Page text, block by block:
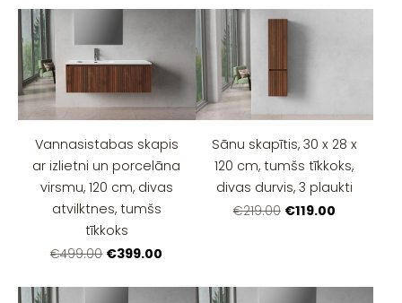
Vannasistabas skapis
ar izlietni un porcelāna
virsmu, 120 cm, divas
atvilktnes, tumšs
tīkkoks
€499.00 €399.00
Sānu skapītis, 30 x 28 x
120 cm, tumšs tīkkoks,
divas durvis, 3 plaukti
€219.00 €119.00